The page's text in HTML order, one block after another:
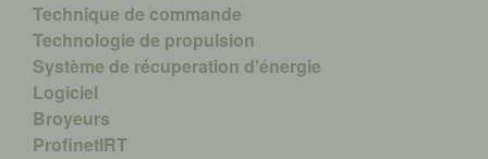
Technique de commande
Technologie de propulsion
Système de récuperation d'énergie
Logiciel
Broyeurs
ProfinetIRT